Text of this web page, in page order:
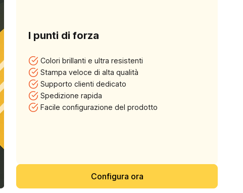
I punti di forza
Colori brillanti e ultra resistenti
Stampa veloce di alta qualità
Supporto clienti dedicato
Spedizione rapida
Facile configurazione del prodotto
Configura ora